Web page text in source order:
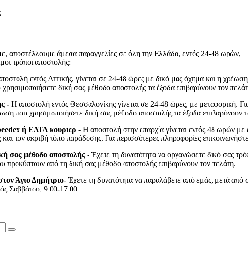
αποστέλλουμε άμεσα παραγγελίες σε όλη την Ελλάδα, εντός 24-48 ωρών,
τρόποι αποστολής:
εντός Αττικής, γίνεται σε 24-48 ώρες με δικό μας όχημα και η
δική σας μέθοδο αποστολής τα έξοδα επιβαρύνουν τον
- Η αποστολή εντός Θεσσαλονίκης γίνεται σε 24-48 ώρες, με
που χρησιμοποιήσετε δική σας μέθοδο αποστολής τα έξοδα επιβαρύνουν
ή ΕΛΤΑ κουριερ - Η αποστολή στην επαρχία γίνεται εντός 48 ωρών
και τον ακριβή τόπο παράδοσης. Για περισσότερες πληροφορίες
σας μέθοδο αποστολής - Έχετε τη δυνατότητα να οργανώσετε δικό σας
προκύπτουν από τη δική σας μέθοδο αποστολής επιβαρύνουν τον πελάτη.
Άγιο Δημήτριο- Έχετε τη δυνατότητα να παραλάβετε από εμάς, μετά από
Σαββάτου, 9.00-17.00.